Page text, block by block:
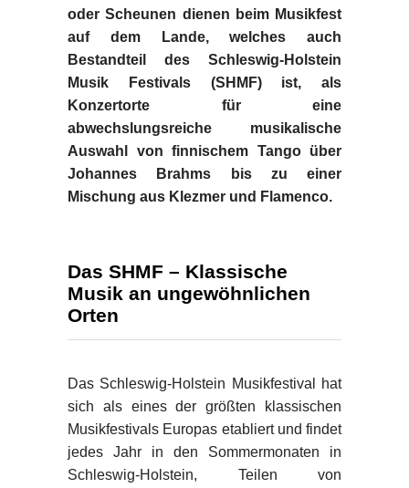
oder Scheunen dienen beim Musikfest
auf dem Lande, welches auch
Bestandteil des Schleswig-Holstein
Musik Festivals (SHMF) ist, als
Konzertorte für eine
abwechslungsreiche musikalische
Auswahl von finnischem Tango über
Johannes Brahms bis zu einer
Mischung aus Klezmer und Flamenco.
Das SHMF – Klassische
Musik an ungewöhnlichen
Orten
Das Schleswig-Holstein Musikfestival hat
sich als eines der größten klassischen
Musikfestivals Europas etabliert und findet
jedes Jahr in den Sommermonaten in
Schleswig-Holstein, Teilen von